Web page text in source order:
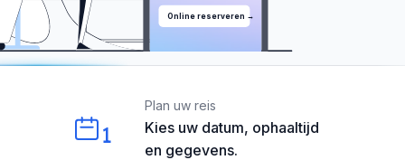
Online reserveren →
1
Kies uw datum, ophaaltijd
en gegevens.
Plan uw reis